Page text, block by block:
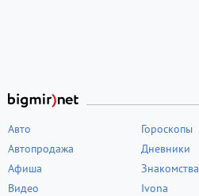
Авто
Автопродажа
Афиша
Видео
Гороскопы
Дневники
Знакомства
Ivona